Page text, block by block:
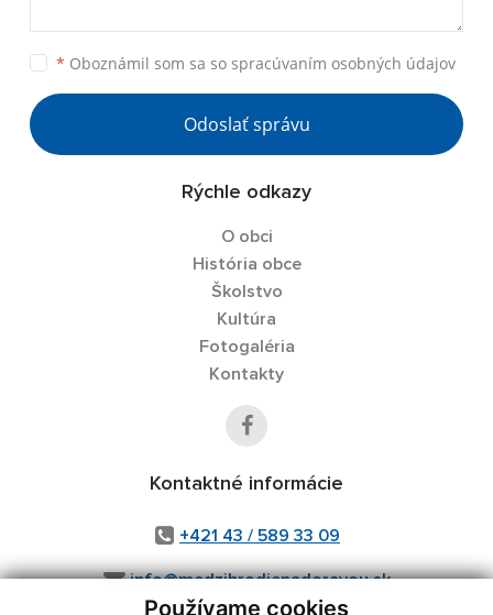
Používame cookies
* Oboznámil som sa so spracúvaním osobných údajov
Odoslať správu
Rýchle odkazy
O obci
História obce
Školstvo
Kultúra
Fotogaléria
Kontakty
Kontaktné informácie
+421 43 / 589 33 09
info@medzibrodienadoravou.sk